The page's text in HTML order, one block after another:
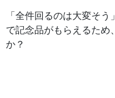
「全件回るのは大変そ
で記念品がもらえるため
か？